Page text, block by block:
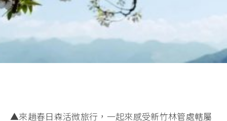
▲來趟春日森活微旅行，一起來感受新竹林管處轄屬